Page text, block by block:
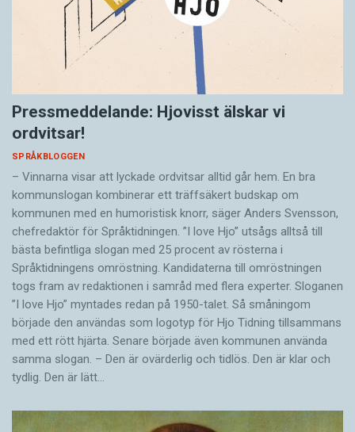
Pressmeddelande: Hjovisst älskar vi
ordvitsar!
SPRÅKBLOGGEN
– Vinnarna visar att lyckade ordvitsar alltid går hem. En bra
kommunslogan kombinerar ett träffsäkert budskap om
kommunen med en humoristisk knorr, säger Anders Svensson,
chefredaktör för Språktidningen. ”I love Hjo” utsågs alltså till
bästa befintliga slogan med 25 procent av rösterna i
Språktidningens omröstning. Kandidaterna till omröstningen
togs fram av redaktionen i samråd med flera experter. Sloganen
”I love Hjo” myntades redan på 1950-talet. Så småningom
började den användas som logotyp för Hjo Tidning tillsammans
med ett rött hjärta. Senare började även kommunen använda
samma slogan. – Den är ovärderlig och tidlös. Den är klar och
tydlig. Den är lätt…